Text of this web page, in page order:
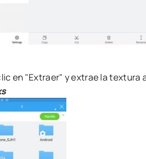
en "Extraer" y extrae la textura